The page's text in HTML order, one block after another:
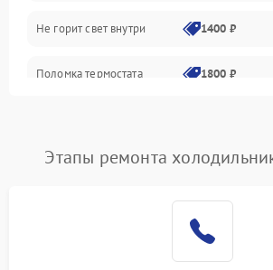
Не горит свет внутри 1400 ₽
Поломка термостата 1800 ₽
Поломка системы No Frost 2600 ₽
Этапы ремонта